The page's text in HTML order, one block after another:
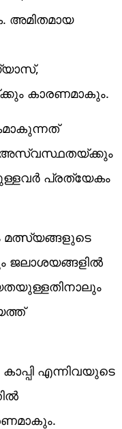
അമിതമായ
കാരണമാകും.
അസ്വസ്ഥതയ്ക്കും
പ്രത്യേകം
മത്സ്യങ്ങളുടെ
ജലാശയങ്ങളിൽ
എന്നിവയുടെ